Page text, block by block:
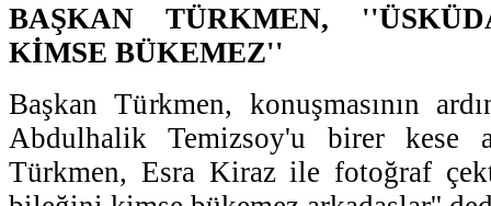
BAŞKAN TÜRKMEN,
KİMSE BÜKEMEZ''
Başkan Türkmen, konuşmasının
Abdulhalik Temizsoy'u birer kese
Türkmen, Esra Kiraz ile fotoğraf